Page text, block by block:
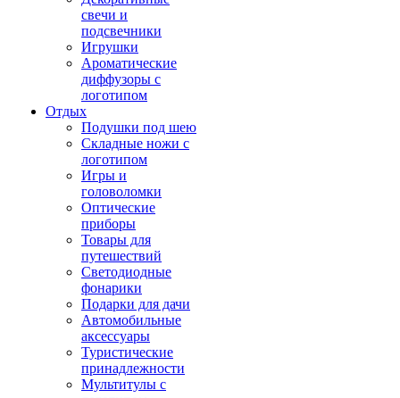
свечи и
подсвечники
Игрушки
Ароматические
диффузоры с
логотипом
Отдых
Подушки под шею
Складные ножи с
логотипом
Игры и
головоломки
Оптические
приборы
Товары для
путешествий
Светодиодные
фонарики
Подарки для дачи
Автомобильные
аксессуары
Туристические
принадлежности
Мультитулы с